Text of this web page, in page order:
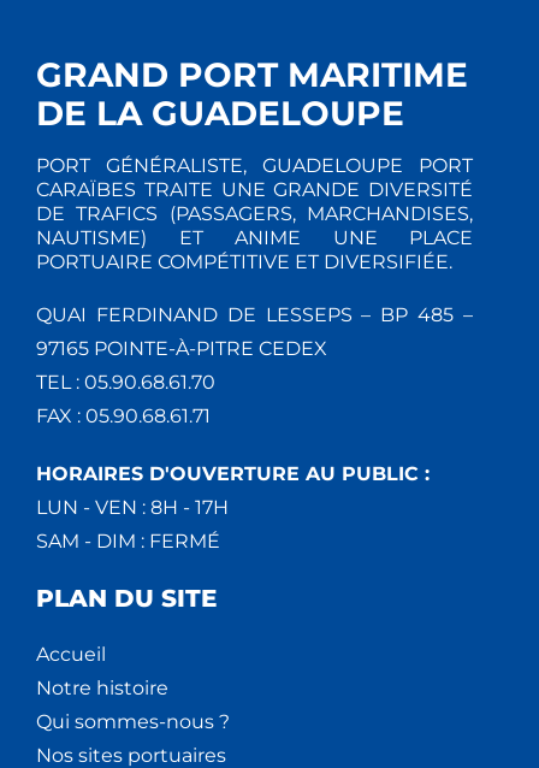
GRAND PORT MARITIME
DE LA GUADELOUPE
PORT GÉNÉRALISTE, GUADELOUPE PORT
CARAÏBES TRAITE UNE GRANDE DIVERSITÉ
DE TRAFICS (PASSAGERS, MARCHANDISES,
NAUTISME) ET ANIME UNE PLACE
PORTUAIRE COMPÉTITIVE ET DIVERSIFIÉE.
QUAI FERDINAND DE LESSEPS – BP 485 –
97165 POINTE-À-PITRE CEDEX
TEL : 05.90.68.61.70
FAX : 05.90.68.61.71
HORAIRES D'OUVERTURE AU PUBLIC :
LUN - VEN : 8H - 17H
SAM - DIM : FERMÉ
PLAN DU SITE
Accueil
Notre histoire
Qui sommes-nous ?
Nos sites portuaires